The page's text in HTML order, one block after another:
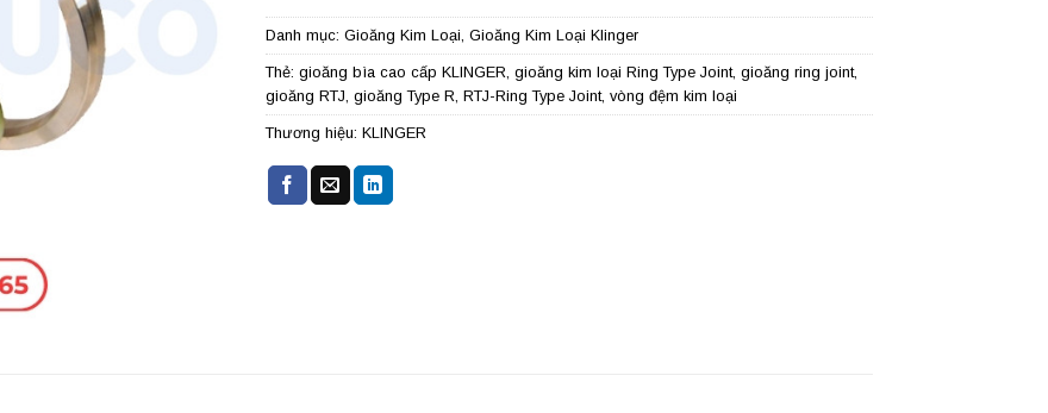
Danh mục: Gioăng Kim Loại Gioăng Kim Loại Klinger
Thẻ: gioăng bìa cao cấp KLINGER gioăng kim loại Ring Type Joint, gioăng ring joint,
gioăng RTJ gioăng Type R RTJ-Ring Type Joint, vòng đệm kim loại
Thương hiệu: KLINGER